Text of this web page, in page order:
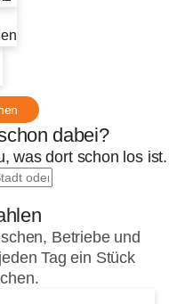
dabei?
was dort schon los ist.
Betriebe und
Tag ein Stück